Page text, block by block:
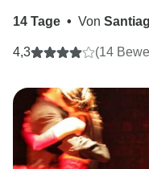
14 Tage • Von
4,3 (14